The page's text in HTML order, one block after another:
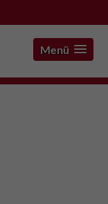
Menü